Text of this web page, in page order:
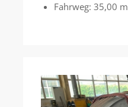
Fahrweg: 35,00 m